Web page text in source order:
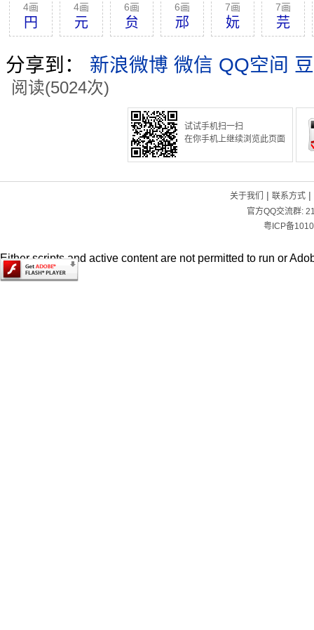
4画
円
4画
元
6画
贠
6画
邧
7画
妧
7画
芫
分享到： 新浪微博 微信 QQ空间
阅读(5024次)
试试手机扫一扫
在你手机上继续浏览此页面
关于我们 | 联系方式|
官方QQ交流群:
粤ICP备
Either scripts and active content are not permitted to run or